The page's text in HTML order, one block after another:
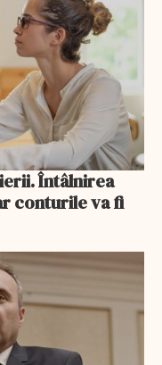
Întâlnirea
conturile va fi